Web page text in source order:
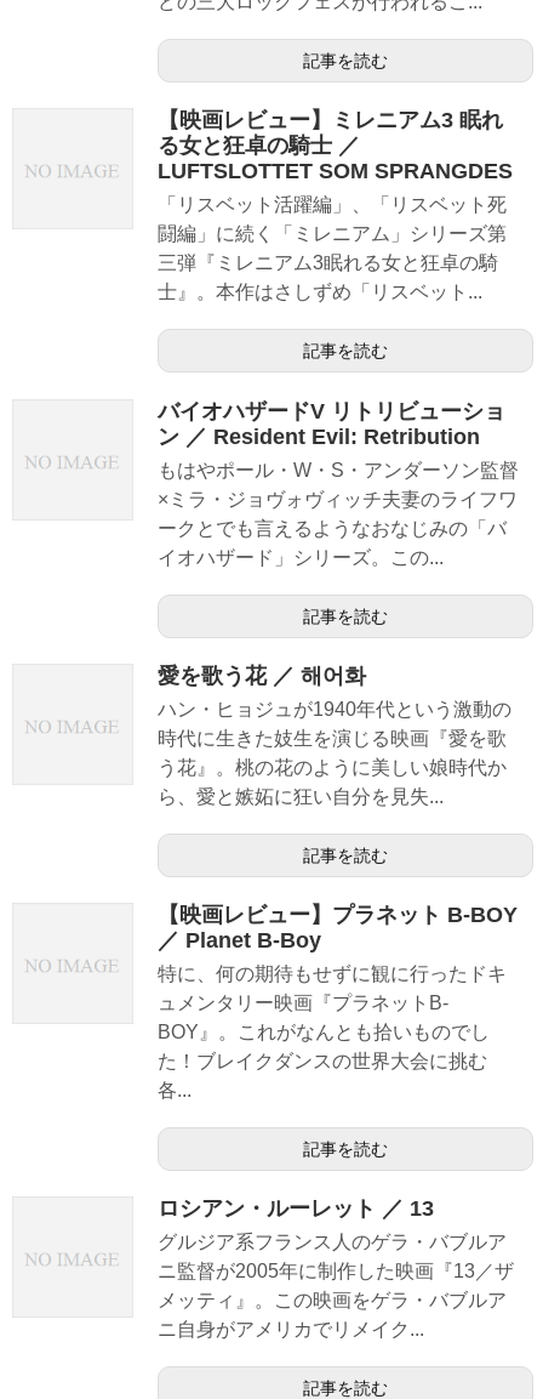
記事を読む
【映画レビュー】ミレニアム3 眠れ
る女と狂卓の騎士 ／
LUFTSLOTTET SOM SPRANGDES
「リスベット活躍編」、「リスベット死
闘編」に続く「ミレニアム」シリーズ第
三弾『ミレニアム3眠れる女と狂卓の騎
士』。本作はさしずめ「リスベット...
記事を読む
バイオハザードV リトリビューショ
ン ／ Resident Evil: Retribution
もはやポール・W・S・アンダーソン監督
×ミラ・ジョヴォヴィッチ夫妻のライフワ
ークとでも言えるようなおなじみの「バ
イオハザード」シリーズ。この...
記事を読む
愛を歌う花 ／ 해어화
ハン・ヒョジュが1940年代という激動の
時代に生きた妓生を演じる映画『愛を歌
う花』。桃の花のように美しい娘時代か
ら、愛と嫉妬に狂い自分を見失...
記事を読む
【映画レビュー】プラネット B-BOY
／ Planet B-Boy
特に、何の期待もせずに観に行ったドキ
ュメンタリー映画『プラネットB-
BOY』。これがなんとも拾いものでし
た！ブレイクダンスの世界大会に挑む
各...
記事を読む
ロシアン・ルーレット ／ 13
グルジア系フランス人のゲラ・バブルア
ニ監督が2005年に制作した映画『13／ザ
メッティ』。この映画をゲラ・バブルア
ニ自身がアメリカでリメイク...
記事を読む